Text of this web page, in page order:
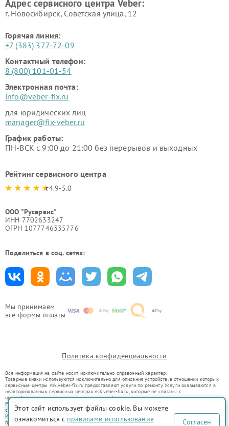
Мы принимаем
все формы оплаты
Адрес сервисного центра Veber:
г. Новосибирск, Советская улица, 12
Горячая линия:
+7 (383) 377-72-09
Контактный телефон:
8 (800) 101-01-54
Электронная почта:
info@veber-fix.ru
для юридических лиц
manager@fix-veber.ru
График работы:
ПН-ВСК с 9:00 до 21:00 без перерывов и выходных
Рейтинг сервисного центра
4.9-5.0
ООО "Русервис"
ИНН 7702633247
ОГРН 1077746335776
Поделиться в соц. сетях:
Политика конфиденциальности
Вся информация на сайте носит исключительно справочный характер.
Товарные знаки используются исключительно для описания устройств, в отношении которых
сервисные центры nsk.veber-fix.ru предоставляют услуги по ремонту. Услуги оказываются в
неавторизованных сервисных центрах nsk.veber-fix.ru, которые не связаны с
правообладателями товарных знаков или их официальными представителями.
Ремонт осуществляется для устройств, уже введенных в гражданский оборот в соответствии
со статьей 1487 ГК РФ.
Использование товарных знаков не преследует цели индивидуализации услуг или введения
потребителей в заблуждение, а служит для информирования о предоставляемых услугах по
Этот сайт использует файлы cookie. Вы можете
ознакомиться с правилами использования
Согласен